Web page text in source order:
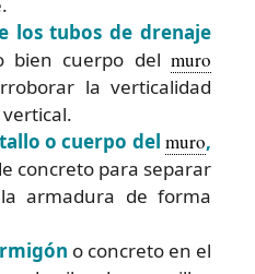
los tubos de drenaje
bien cuerpo del muro
la verticalidad
o cuerpo del muro,
concreto para separar
armadura de forma
o concreto en el